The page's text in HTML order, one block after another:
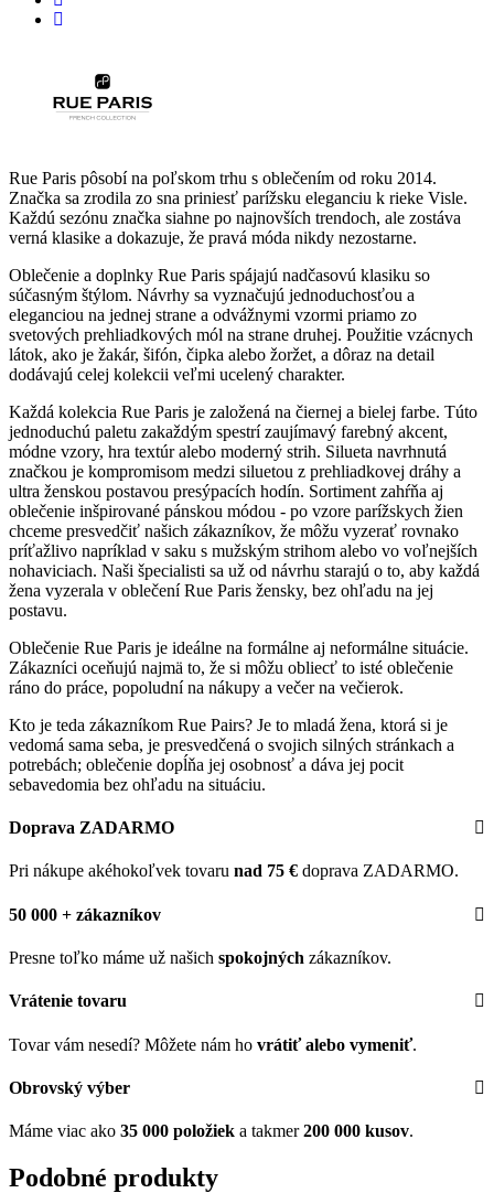
Rue Paris pôsobí na poľskom trhu s oblečením od roku 2014.
Značka sa zrodila zo sna priniesť parížsku eleganciu k rieke Visle.
Každú sezónu značka siahne po najnovších trendoch, ale zostáva
verná klasike a dokazuje, že pravá móda nikdy nezostarne.
Oblečenie a doplnky Rue Paris spájajú nadčasovú klasiku so
súčasným štýlom. Návrhy sa vyznačujú jednoduchosťou a
eleganciou na jednej strane a odvážnymi vzormi priamo zo
svetových prehliadkových mól na strane druhej. Použitie vzácnych
látok, ako je žakár, šifón, čipka alebo žoržet, a dôraz na detail
dodávajú celej kolekcii veľmi ucelený charakter.
Každá kolekcia Rue Paris je založená na čiernej a bielej farbe. Túto
jednoduchú paletu zakaždým spestrí zaujímavý farebný akcent,
módne vzory, hra textúr alebo moderný strih. Silueta navrhnutá
značkou je kompromisom medzi siluetou z prehliadkovej dráhy a
ultra ženskou postavou presýpacích hodín. Sortiment zahŕňa aj
oblečenie inšpirované pánskou módou - po vzore parížskych žien
chceme presvedčiť našich zákazníkov, že môžu vyzerať rovnako
príťažlivo napríklad v saku s mužským strihom alebo vo voľnejších
nohaviciach. Naši špecialisti sa už od návrhu starajú o to, aby každá
žena vyzerala v oblečení Rue Paris žensky, bez ohľadu na jej
postavu.
Oblečenie Rue Paris je ideálne na formálne aj neformálne situácie.
Zákazníci oceňujú najmä to, že si môžu obliecť to isté oblečenie
ráno do práce, popoludní na nákupy a večer na večierok.
Kto je teda zákazníkom Rue Pairs? Je to mladá žena, ktorá si je
vedomá sama seba, je presvedčená o svojich silných stránkach a
potrebách; oblečenie dopĺňa jej osobnosť a dáva jej pocit
sebavedomia bez ohľadu na situáciu.
Doprava ZADARMO
Pri nákupe akéhokoľvek tovaru nad 75 € doprava ZADARMO.
50 000 + zákazníkov
Presne toľko máme už našich spokojných zákazníkov.
Vrátenie tovaru
Tovar vám nesedí? Môžete nám ho vrátiť alebo vymeniť.
Obrovský výber
Máme viac ako 35 000 položiek a takmer200 000 kusov.
Podobné produkty